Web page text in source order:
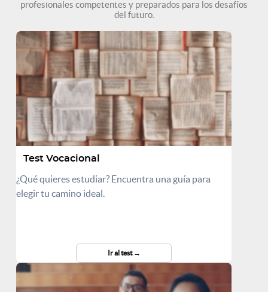
profesionales competentes y preparados para los desafíos
del futuro.
Test Vocacional
¿Qué quieres estudiar? Encuentra una guía para
elegir tu camino ideal.
Ir al test